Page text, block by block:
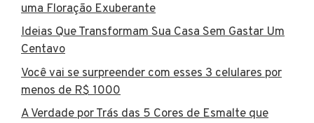
uma Floração Exuberante
Ideias Que Transformam Sua Casa Sem Gastar Um
Centavo
Você vai se surpreender com esses 3 celulares por
menos de R$ 1000
A Verdade por Trás das 5 Cores de Esmalte que